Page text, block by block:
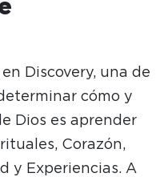
Discovery, una de
cómo y
Dios es aprender
Corazón,
y Experiencias. A